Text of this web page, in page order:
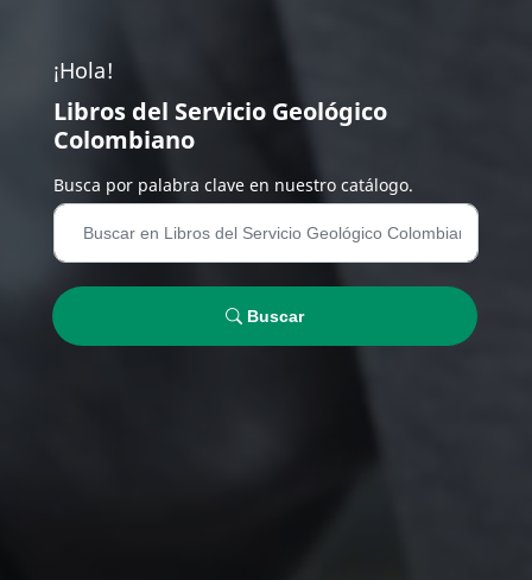
¡Hola!
Libros del Servicio Geológico
Colombiano
Busca por palabra clave en nuestro catálogo.
Buscar